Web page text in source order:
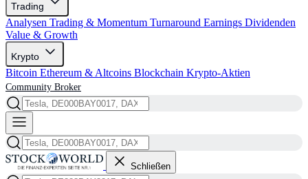
Trading
Analysen Trading & Momentum Turnaround Earnings Dividenden
Value & Growth
Krypto
Bitcoin Ethereum & Altcoins Blockchain Krypto-Aktien
Community Broker
Schließen